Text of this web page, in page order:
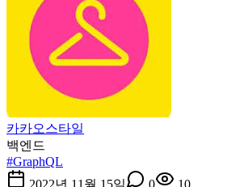
카카오스타일
백엔드
#GraphQL